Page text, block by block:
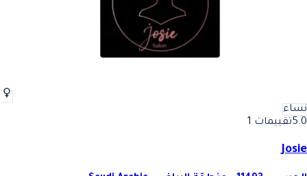
نساء
5.0تقييمات 1
Josie